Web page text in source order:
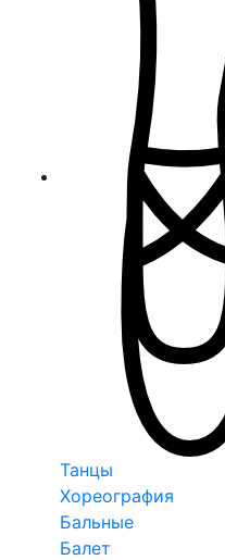
Танцы
Хореография
Бальные
Балет